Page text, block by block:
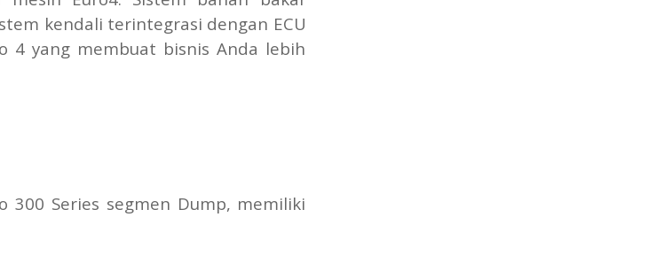
kendali terintegrasi dengan ECU
4 yang membuat bisnis Anda lebih
Series segmen Dump, memiliki